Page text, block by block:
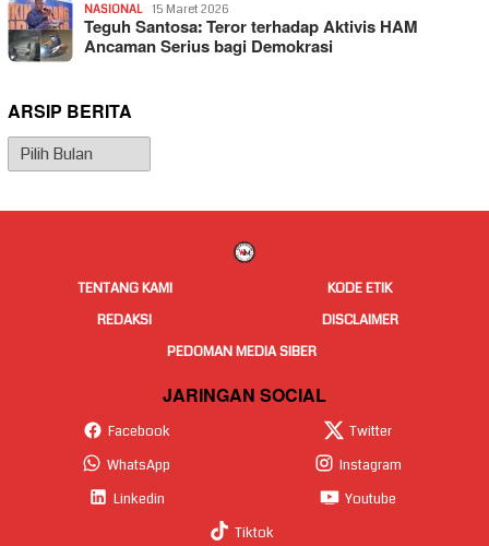
NASIONAL 15 Maret 2026
Teguh Santosa: Teror terhadap Aktivis HAM
Ancaman Serius bagi Demokrasi
ARSIP BERITA
Arsip
Berita
TENTANG KAMI
KODE ETIK
REDAKSI
DISCLAIMER
PEDOMAN MEDIA SIBER
JARINGAN SOCIAL
Facebook
Twitter
WhatsApp
Instagram
Linkedin
Youtube
Tiktok